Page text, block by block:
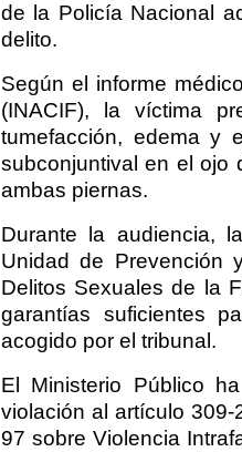
de la Policía Nacional
delito.
Según el informe
(INACIF), la víctima
tumefacción, edema y
subconjuntival en el ojo
ambas piernas.
Durante la audiencia,
Unidad de Prevención
Delitos Sexuales de la
garantías suficientes
acogido por el tribunal.
El Ministerio Público
violación al artículo
97 sobre Violencia